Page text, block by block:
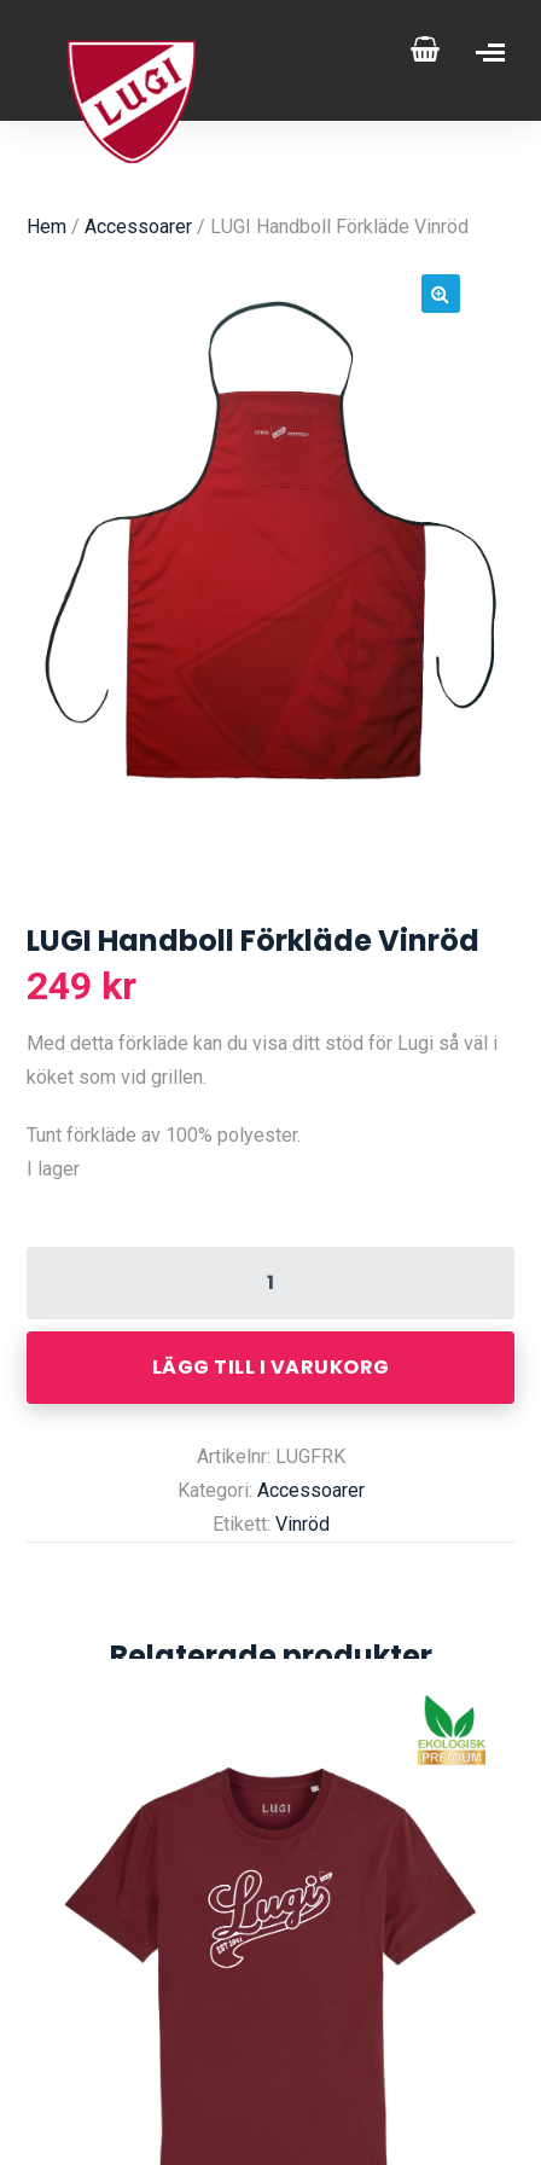
Hem /Accessoarer / LUGI Handboll Förkläde Vinröd
LUGI Handboll Förkläde Vinröd
249 kr
Med detta förkläde kan du visa ditt stöd för Lugi så väl i
köket som vid grillen.
Tunt förkläde av 100% polyester.
I lager
LÄGG TILL I VARUKORG
Artikelnr: LUGFRK
Kategori: Accessoarer
Etikett: Vinröd
Relaterade produkter